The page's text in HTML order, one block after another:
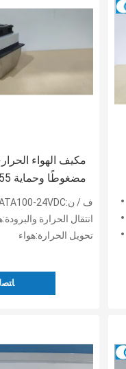
مكيف الهواء
الإلكترونيةف / ن:ATA100-24VDC
انتقال الحرارة
تحويل الحرارة:هواء